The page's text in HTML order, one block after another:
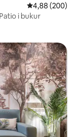
Vlerësimi
4,88 (200)
i bukur